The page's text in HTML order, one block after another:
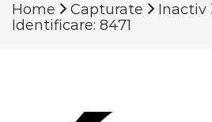
Home Capturate Inactiv
Identificare: 8471